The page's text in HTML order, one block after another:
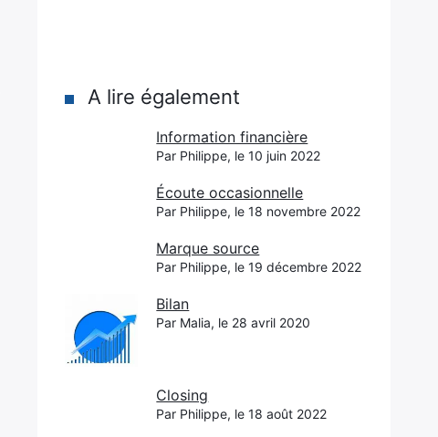
A lire également
Information financière
Par Philippe, le 10 juin 2022
Écoute occasionnelle
Par Philippe, le 18 novembre 2022
Marque source
Par Philippe, le 19 décembre 2022
Bilan
Par Malia, le 28 avril 2020
Closing
Par Philippe, le 18 août 2022